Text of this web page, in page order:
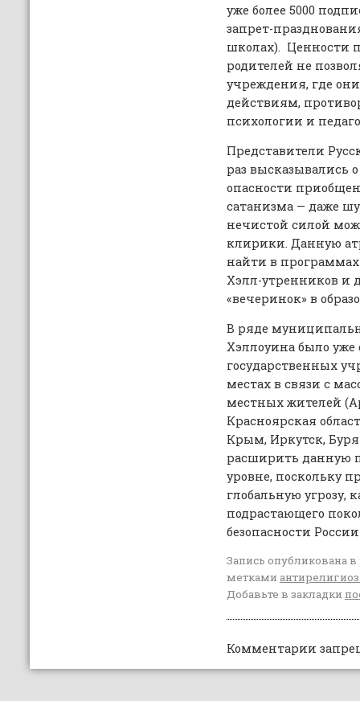
уже более 5000
запрет-
школах). Ценности
родителей не
учреждения, где
действиям,
психологии и
Представители
раз высказывались
опасности
сатанизма — даже
нечистой силой
клирики. Данную
найти в
Хэлл-утренников и
«вечеринок» в
В ряде
Хэллоуина было
государственных
местах в связи с
местных жителей
Красноярская
Крым, Иркутск,
расширить данную
уровне, поскольку
глобальную угрозу,
подрастающего
безопасности
Запись опубликована
метками
Добавьте в закладки
Комментарии